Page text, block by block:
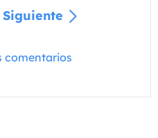
Siguiente
comentarios